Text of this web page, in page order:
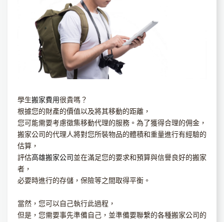
學生搬家費用很貴嗎？
根據您的財產的價值以及將其移動的距離，
您可能需要考慮徵集移動代理的服務。為了獲得合理的佣金，
搬家公司的代理人將對您所裝物品的體積和重量進行有經驗的
估算，
評估高雄搬家公司並在滿足您的要求和預算與信譽良好的搬家
者，
必要時進行的存儲，保險等之間取得平衡。
當然，您可以自己執行此過程，
但是，您需要事先準備自己，並準備要聯繫的各種搬家公司的